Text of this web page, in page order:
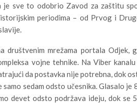
je sve to odobrio Zavod za zaštitu
periodima – od Prvog i
društvenim mrežama portala Odjek,
vojne tehnike. Na Viber
da postavka nije potrebna, dok
samo sedam odsto učesnika. Glasalo
devet odsto podržava ideju, dok se